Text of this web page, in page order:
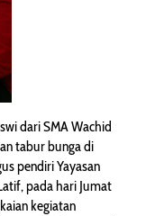
dari SMA Wachid
tabur bunga di
pendiri Yayasan
pada hari Jumat
kegiatan